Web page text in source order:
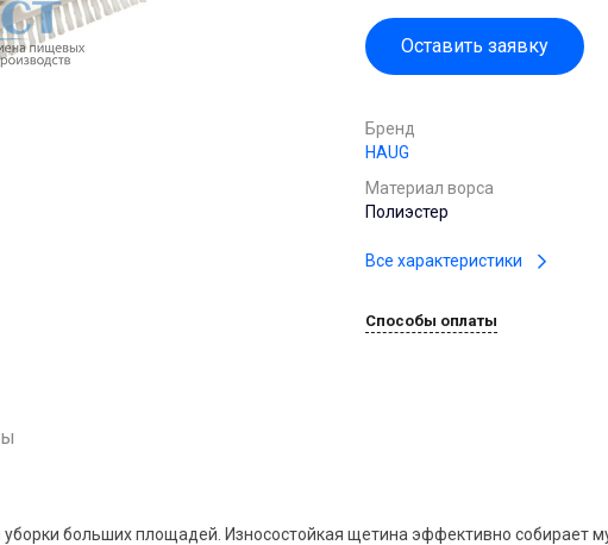
Оставить заявку
Бренд
HAUG
Материал ворса
Полиэстер
Все характеристики
Способы оплаты
больших площадей. Износостойкая щетина эффективно